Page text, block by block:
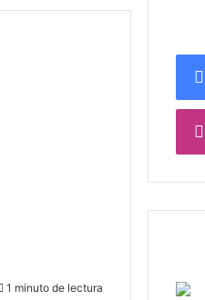
1 minuto de lectura